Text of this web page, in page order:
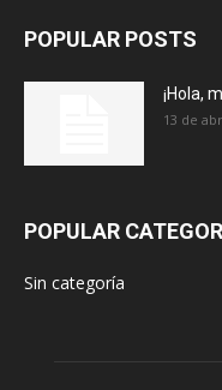
POPULAR POSTS
¡Hola,
13 de
POPULAR
Sin categoría